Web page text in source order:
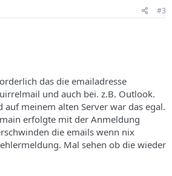
#3
das die emailadresse
und auch bei. z.B. Outlook.
meinem alten Server war das egal.
erfolgte mit der Anmeldung
die emails wenn nix
Mal sehen ob die wieder